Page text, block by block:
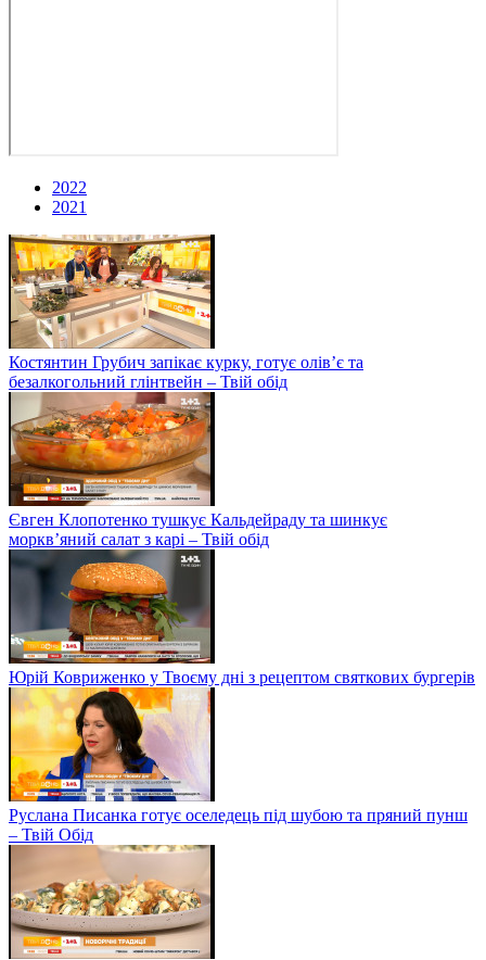
2022
2021
Костянтин Грубич запікає курку, готує олів’є та
безалкогольний глінтвейн – Твій обід
Євген Клопотенко тушкує Кальдейраду та шинкує
моркв’яний салат з карі – Твій обід
Юрій Ковриженко у Твоєму дні з рецептом святкових бургерів
Руслана Писанка готує оселедець під шубою та пряний пунш
– Твій Обід